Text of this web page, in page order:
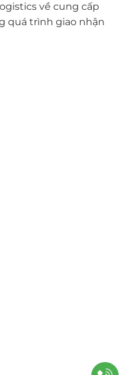
về cung cấp
quá trình giao nhận